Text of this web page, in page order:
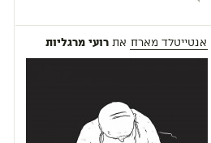
אנטייטלד מארח את רועי מרגליות‎